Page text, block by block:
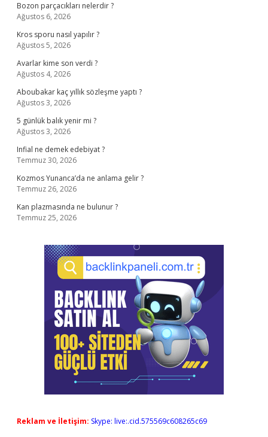
Bozon parçacıkları nelerdir ?
Ağustos 6, 2026
Kros sporu nasıl yapılır ?
Ağustos 5, 2026
Avarlar kime son verdi ?
Ağustos 4, 2026
Aboubakar kaç yıllık sözleşme yaptı ?
Ağustos 3, 2026
5 günlük balık yenir mi ?
Ağustos 3, 2026
Infial ne demek edebiyat ?
Temmuz 30, 2026
Kozmos Yunanca’da ne anlama gelir ?
Temmuz 26, 2026
Kan plazmasında ne bulunur ?
Temmuz 25, 2026
Reklam ve İletişim: Skype: live:.cid.575569c608265c69